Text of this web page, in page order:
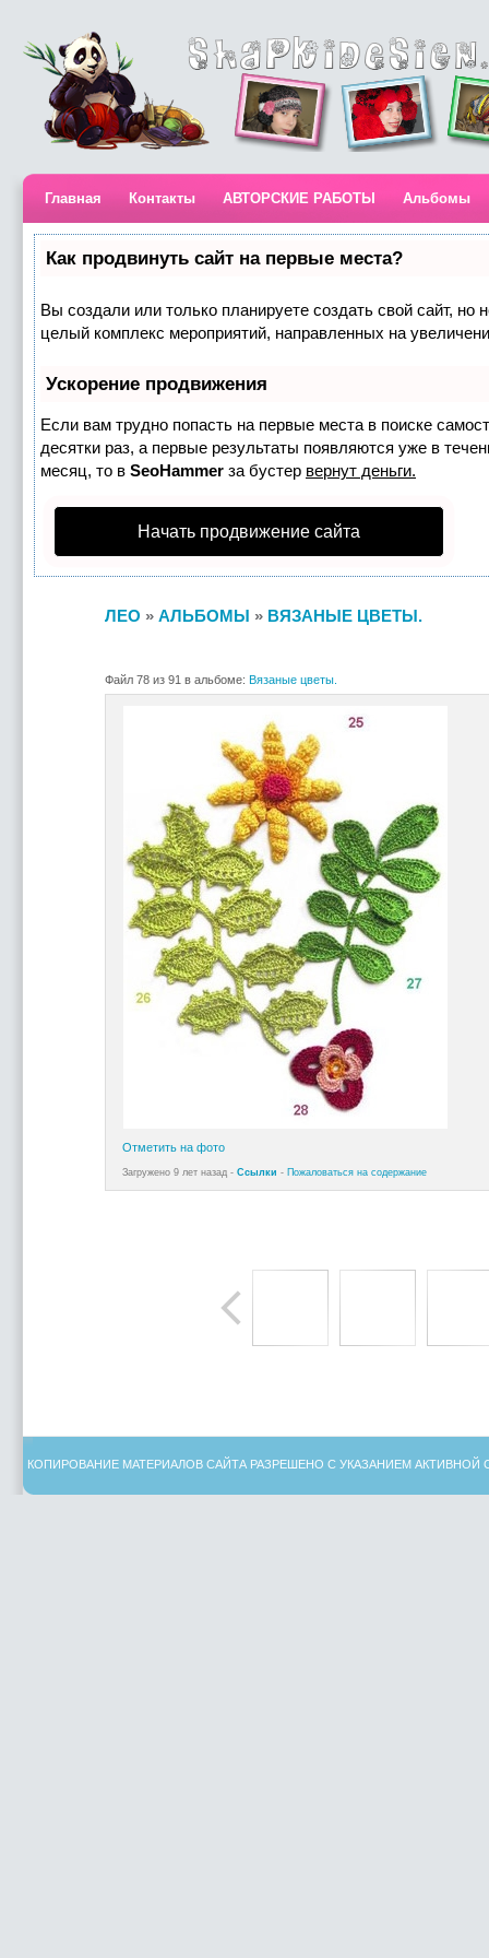
Главная Контакты АВТОРСКИЕ РАБОТЫ Альбомы
Как продвинуть сайт на первые места?
Вы создали или только планируете создать свой сайт, но
целый комплекс мероприятий, направленных на
Ускорение продвижения
Если вам трудно попасть на первые места в поиске
десятки раз, а первые результаты появляются уже в
месяц, то в SeoHammer за бустер вернут деньги.
Начать продвижение сайта
ЛЕО » АЛЬБОМЫ » ВЯЗАНЫЕ ЦВЕТЫ.
Файл 78 из 91 в альбоме: Вязаные цветы.
Отметить на фото
Загружено 9 лет назад - Ссылки - Пожаловаться на содержание
КОПИРОВАНИЕ МАТЕРИАЛОВ САЙТА РАЗРЕШЕНО С УКАЗАНИЕМ АКТИВНОЙ